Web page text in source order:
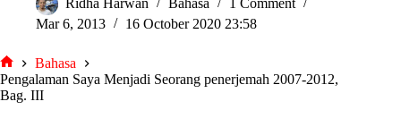
Ridha Harwan Bahasa
1 Comment
Mar 6, 2013
16 October 2020 23:58
tarjiem
Bahasa
Pengalaman Saya Menjadi Seorang penerjemah 2007-2012,
Bag. III